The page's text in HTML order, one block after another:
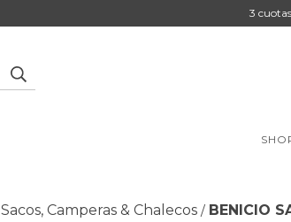
3
Sacos, Camperas & Chalecos / BENICIO